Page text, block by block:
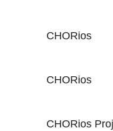
CHORios
CHORios
CHORios